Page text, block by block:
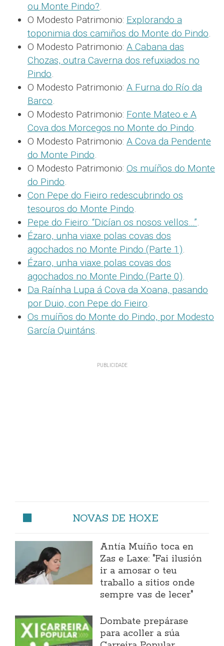
ou Monte Pindo?.
O Modesto Patrimonio: Explorando a
toponimia dos camiños do Monte do Pindo.
O Modesto Patrimonio: A Cabana das
Chozas, outra Caverna dos refuxiados no
Pindo.
O Modesto Patrimonio: A Furna do Río da
Barco.
O Modesto Patrimonio: Fonte Mateo e A
Cova dos Morcegos no Monte do Pindo.
O Modesto Patrimonio: A Cova da Pendente
do Monte Pindo.
O Modesto Patrimonio: Os muíños do Monte
do Pindo.
Con Pepe do Fieiro redescubrindo os
tesouros do Monte Pindo.
Pepe do Fieiro: “Dicían os nosos vellos…”.
Ézaro, unha viaxe polas covas dos
agochados no Monte Pindo (Parte 1).
Ézaro, unha viaxe polas covas dos
agochados no Monte Pindo (Parte 0).
Da Raínha Lupa á Cova da Xoana, pasando
por Duio, con Pepe do Fieiro.
Os muíños do Monte do Pindo, por Modesto
García Quintáns.
NOVAS DE HOXE
Antía Muíño toca en
Zas e Laxe: "Fai ilusión
ir a amosar o teu
traballo a sitios onde
sempre vas de lecer"
Dombate prepárase
para acoller a súa